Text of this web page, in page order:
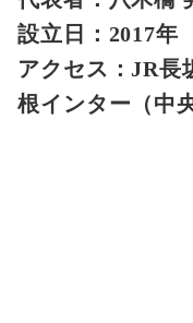
設立日：2017年
アクセス：JR長
根インター（中